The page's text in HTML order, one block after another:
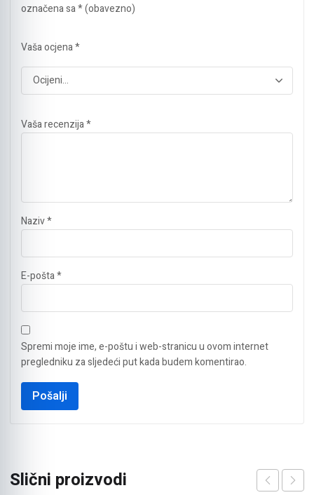
označena sa* (obavezno)
Vaša ocjena*
Vaša recenzija*
Naziv*
E-pošta*
Spremi moje ime, e-poštu i web-stranicu u ovom internet
pregledniku za sljedeći put kada budem komentirao.
Slični proizvodi